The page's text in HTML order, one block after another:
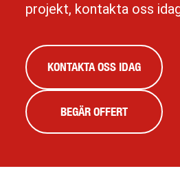
projekt, kontakta oss
KONTAKTA OSS IDAG
BEGÄR OFFERT